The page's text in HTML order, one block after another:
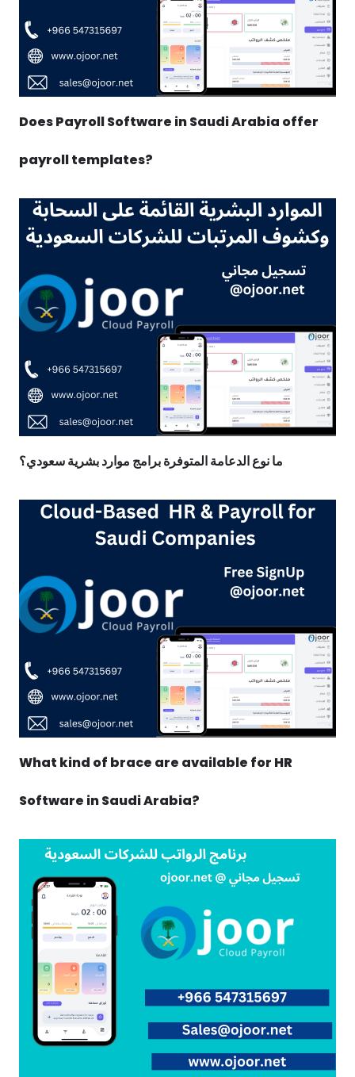
Does Payroll Software in Saudi Arabia offer
payroll templates?
ما نوع الدعامة المتوفرة برامج موارد بشرية سعودي؟
What kind of brace are available for HR
Software in Saudi Arabia?